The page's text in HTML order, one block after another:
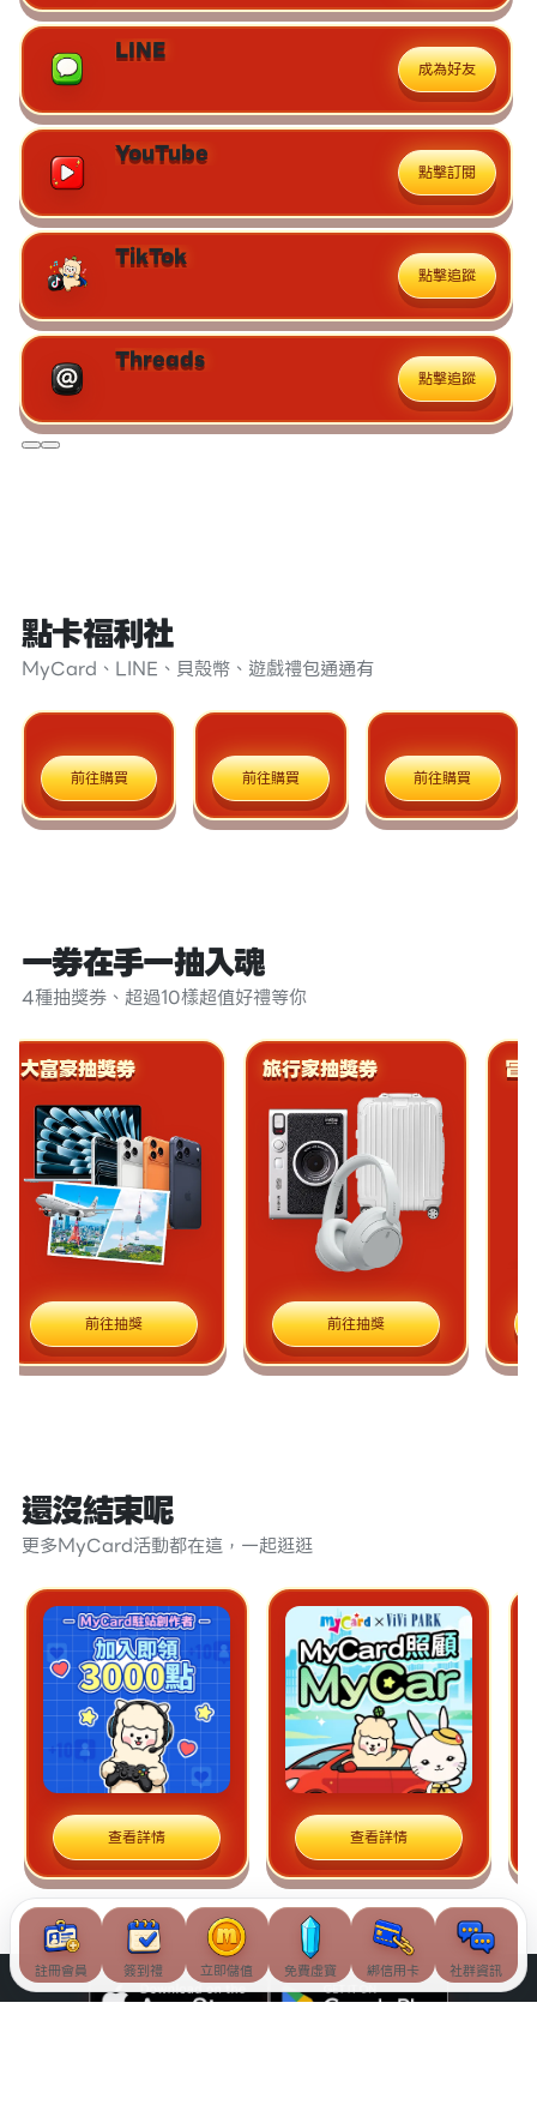
LINE
成為好友
YouTube
點擊訂閱
TikTok
點擊追蹤
Threads
點擊追蹤
點卡福利社
MyCard、LINE、貝殼幣、遊戲禮包通通有
前往購買 前往購買 前往購買
一券在手一抽入魂
4種抽獎券、超過10樣超值好禮等你
大富豪抽獎券
前往抽獎
旅行家抽獎券
前往抽獎
冒
還沒結束呢
更多MyCard活動都在這，一起逛逛
查看詳情 查看詳情
註冊會員 簽到禮 立即儲值 免費虛寶 綁信用卡 社群資訊